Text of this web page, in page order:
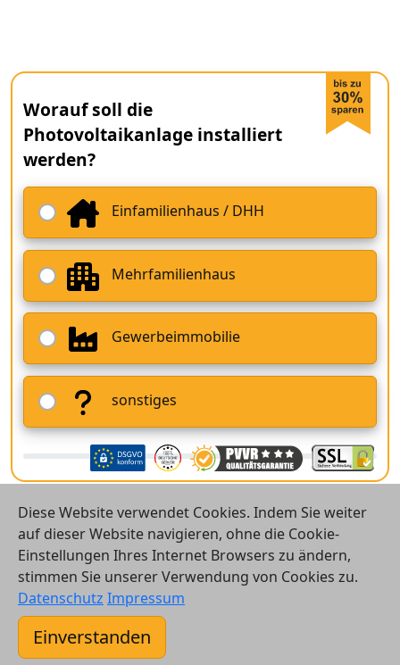
Worauf soll die
Photovoltaikanlage installiert
werden?
Einfamilienhaus / DHH
Mehrfamilienhaus
Gewerbeimmobilie
sonstiges
© 2026 Vergleichsrechner24 GmbH
Kontakt
Diese Website verwendet Cookies. Indem Sie weiter
auf dieser Website navigieren, ohne die Cookie-
Einstellungen Ihres Internet Browsers zu ändern,
stimmen Sie unserer Verwendung von Cookies zu.
Datenschutz Impressum
Einverstanden